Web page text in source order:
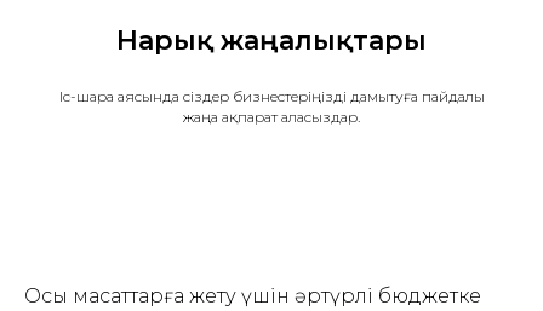
Нарық жаңалықтары
Іс-шара аясында сіздер бизнестеріңізді дамытуға пайдалы
жаңа ақпарат аласыздар.
Осы мақсаттарға жету үшін әртүрлі бюджетке